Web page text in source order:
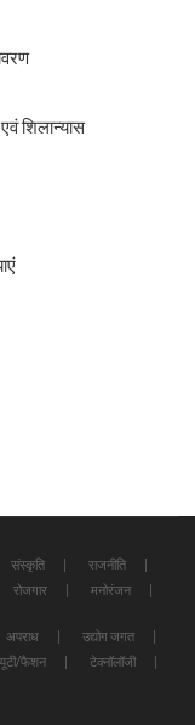
शिलान्यास
संस्कृति
राजनीति
रोजगार
मनोरंजन
अपराध
उद्योग जगत
फैशन
टेक्नॉलॉजी